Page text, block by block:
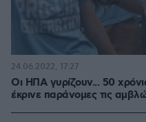
Οι ΗΠΑ γυρίζουν... 50
έκρινε παράνομες τις
24.06.2022, 17:27